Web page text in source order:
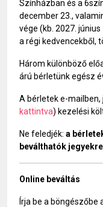
Színházban és a
december 23.,
vége (kb. 2027.
a régi kedvencekből,
Három különböző
árú bérletünk egész
A bérletek e-mailben,
kattintva) kezelési
Ne feledjék: a
beválthatók jegyekre
Online beváltás
Írja be a böngészőbe